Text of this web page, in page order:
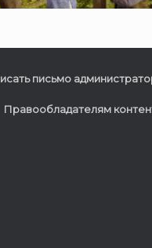
письмо
Правообладателям